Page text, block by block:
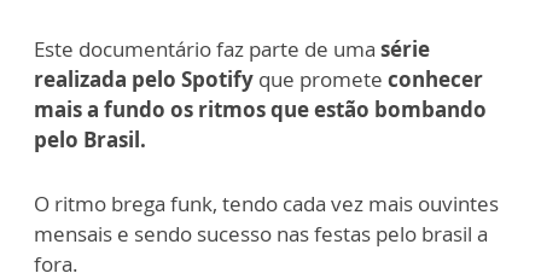
Este documentário faz parte de uma série
realizada pelo Spotify que promete conhecer
mais a fundo os ritmos que estão bombando
pelo Brasil.
O ritmo brega funk, tendo cada vez mais ouvintes
mensais e sendo sucesso nas festas pelo brasil a
fora.